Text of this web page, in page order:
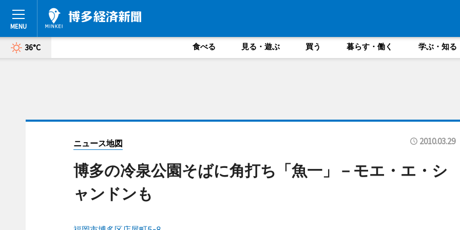
36°C 食べる 見る・遊ぶ 買う 暮らす・働く 学ぶ・知る
ニュース地図 2010.03.29
博多の冷泉公園そばに角打ち「魚一」－モエ・エ・シ
ャンドンも